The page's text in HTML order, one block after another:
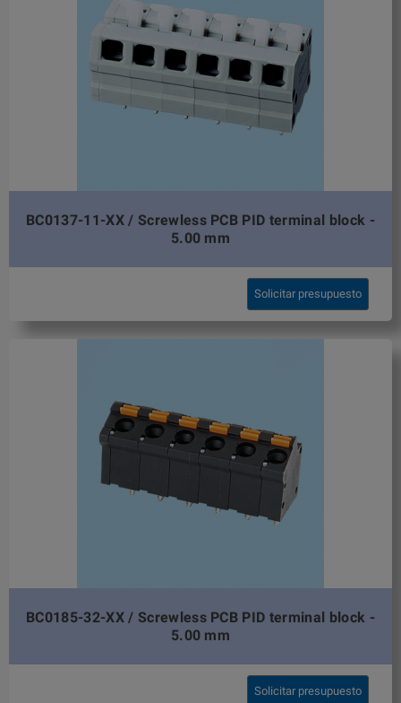
BC0137-11-XX / Screwless PCB PID terminal block -
5.00 mm
Solicitar presupuesto
BC0185-32-XX / Screwless PCB PID terminal block -
5.00 mm
Solicitar presupuesto